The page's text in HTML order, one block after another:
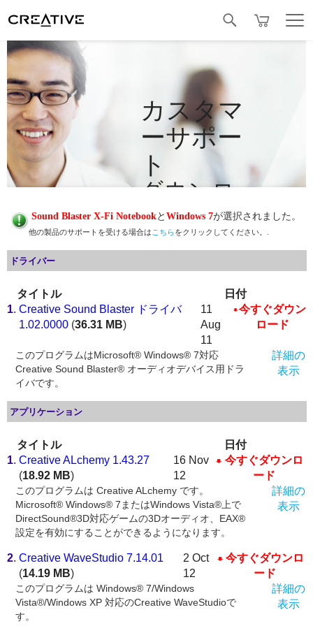
カスタマ
ーサポー
ト
ダウンロ
ード
Sound Blaster X-Fi Notebookと Windows 7が選択されました。
他の製品のサポートを受ける場合は こちらをクリックしてください。.
ドライバー
タイトル
日付
1. Creative Sound Blaster ドライバ
1.02.0000 (36.31 MB)
11
Aug
11
今すぐダウン
ロード
このプログラムはMicrosoft® Windows® 7対応
Creative Sound Blaster® オーディオデバイス用ドラ
イバです。
詳細の
表示
アプリケーション
タイトル
日付
1. Creative ALchemy 1.43.27
(18.92 MB)
16 Nov
12
今すぐダウンロ
ード
このプログラムは Creative ALchemy です。
Microsoft® Windows® 7またはWindows Vista®上で
DirectSound®3D対応ゲームの3Dオーディオ、EAX®
設定を有効にすることができるようになります。
詳細の
表示
2. Creative WaveStudio 7.14.01
(14.19 MB)
2 Oct
12
今すぐダウンロ
ード
このプログラムは Windows® 7/Windows
Vista®/Windows XP 対応のCreative WaveStudioで
す。
詳細の
表示
Facebook